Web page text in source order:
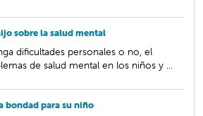
sobre la salud mental
dificultades personales o no, el
de salud mental en los niños y ...
bondad para su niño